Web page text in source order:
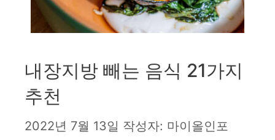
내장지방 빼는 음식 21가지
추천
2022년 7월 13일 작성자: 마이올인포